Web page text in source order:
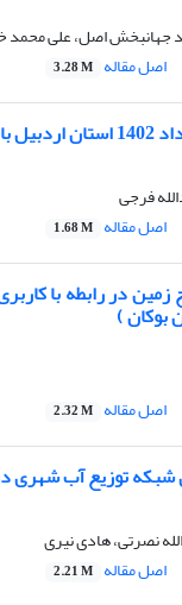
جهانبخش اصل، علی
اصل مقاله 3.28 M
فرجی
اصل مقاله 1.68 M
در رابطه با
بوکان )
اصل مقاله 2.32 M
شبکه توزیع آب شهری
نصرتی، هادی نیری
اصل مقاله 2.21 M